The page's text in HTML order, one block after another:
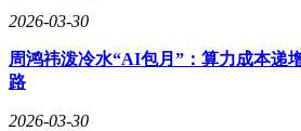
2026-03-30
周鸿祎泼冷水“AI包月”：算力成本递
路
2026-03-30